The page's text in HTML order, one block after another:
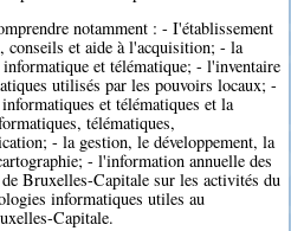
notamment : - I'établissement
conseils et aide à l'acquisition; - la
et télématique; - l'inventaire
utilisés par les pouvoirs locaux; -
et télématiques et la
télématiques,
- la gestion, le développement, la
- l'information annuelle des
Bruxelles-Capitale sur les activités du
informatiques utiles au
Capitale.